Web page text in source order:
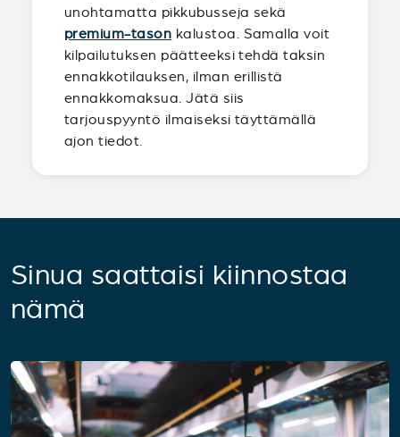
unohtamatta pikkubusseja sekä
premium-tason kalustoa. Samalla voit
kilpailutuksen päätteeksi tehdä taksin
ennakkotilauksen, ilman erillistä
ennakkomaksua. Jätä siis
tarjouspyyntö ilmaiseksi täyttämällä
ajon tiedot.
Sinua saattaisi kiinnostaa
nämä